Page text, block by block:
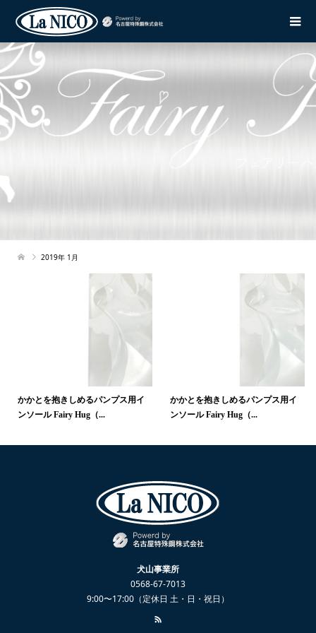
2019年 1月
かかとを抱きしめるパンプス用イ
ンソール Fairy Hug（...
かかとを抱きしめるパンプス用イ
ンソール Fairy Hug（...
犬山事業所
0568-67-7013
9:00〜17:00（定休日 土・日・祝日）